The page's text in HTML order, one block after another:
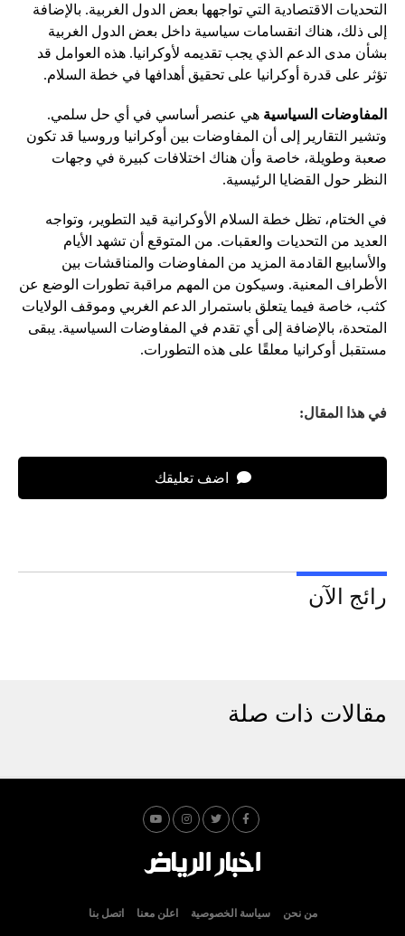
التحديات الاقتصادية التي تواجهها بعض الدول الغربية. بالإضافة
إلى ذلك، هناك انقسامات سياسية داخل بعض الدول الغربية
بشأن مدى الدعم الذي يجب تقديمه لأوكرانيا. هذه العوامل قد
تؤثر على قدرة أوكرانيا على تحقيق أهدافها في خطة السلام.
المفاوضات السياسية هي عنصر أساسي في أي حل سلمي.
وتشير التقارير إلى أن المفاوضات بين أوكرانيا وروسيا قد تكون
صعبة وطويلة، خاصة وأن هناك اختلافات كبيرة في وجهات
النظر حول القضايا الرئيسية.
في الختام، تظل خطة السلام الأوكرانية قيد التطوير، وتواجه
العديد من التحديات والعقبات. من المتوقع أن تشهد الأيام
والأسابيع القادمة المزيد من المفاوضات والمناقشات بين
الأطراف المعنية. وسيكون من المهم مراقبة تطورات الوضع عن
كثب، خاصة فيما يتعلق باستمرار الدعم الغربي وموقف الولايات
المتحدة، بالإضافة إلى أي تقدم في المفاوضات السياسية. يبقى
مستقبل أوكرانيا معلقًا على هذه التطورات.
في هذا المقال:
اضف تعليقك
رائج الآن
مقالات ذات صلة
من نحن سياسة الخصوصية اعلن معنا اتصل بنا